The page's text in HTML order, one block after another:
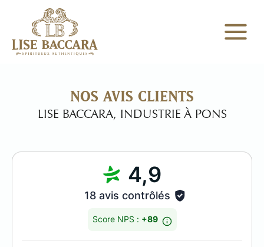
LISE BACCARA, INDUSTRIE À PONS
NOS AVIS CLIENTS
4,9
18 avis contrôlés
Score NPS : +89